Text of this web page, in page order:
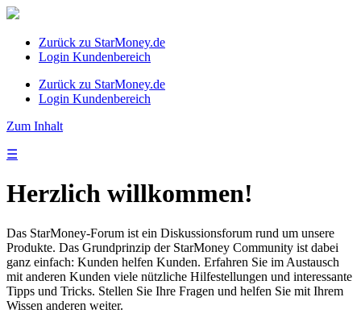
Zurück zu StarMoney.de
Login Kundenbereich
Zurück zu StarMoney.de
Login Kundenbereich
Zum Inhalt
☰
Herzlich willkommen!
Das StarMoney-Forum ist ein Diskussionsforum rund um unsere
Produkte. Das Grundprinzip der StarMoney Community ist dabei
ganz einfach: Kunden helfen Kunden. Erfahren Sie im Austausch
mit anderen Kunden viele nützliche Hilfestellungen und interessante
Tipps und Tricks. Stellen Sie Ihre Fragen und helfen Sie mit Ihrem
Wissen anderen weiter.